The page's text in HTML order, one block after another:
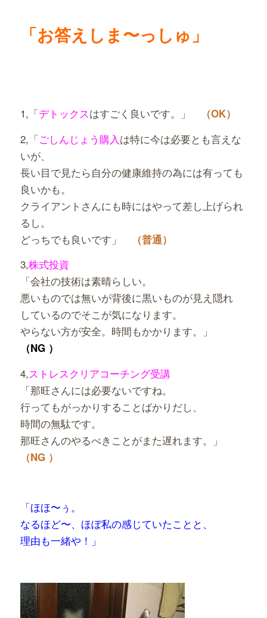
「お答えしま〜っしゅ」
1,「デトックスはすごく良いです。」 （OK）
2,「ごしんじょう購入は特に今は必要とも言えな
いが、
長い目で見たら自分の健康維持の為には有っても
良いかも。
クライアントさんにも時にはやって差し上げられ
るし。
どっちでも良いです」
（普通）
3,株式投資
「会社の技術は素晴らしい。
悪いものでは無いが背後に黒いものが見え隠れ
しているのでそこが気になります。
やらない方が安全。時間もかかります。」
（NG ）
4,ストレスクリアコーチング受講
「那旺さんには必要ないですね。
行ってもがっかりすることばかりだし、
時間の無駄です。
那旺さんのやるべきことがまた遅れます。」
（NG ）
「ほほ〜ぅ。
なるほど〜、ほぼ私の感じていたことと、
理由も一緒や！」